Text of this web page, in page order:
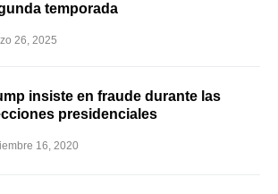
temporada
26, 2025
insiste en fraude durante las
presidenciales
16, 2020